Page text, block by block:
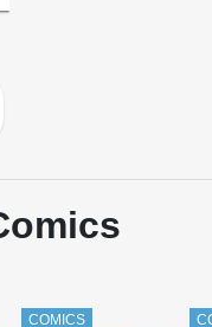
COMICS